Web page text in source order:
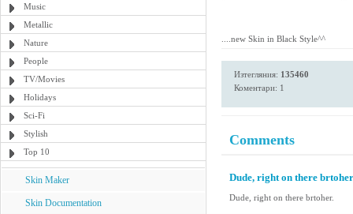
Music
Metallic
Nature
People
TV/Movies
Holidays
Sci-Fi
Stylish
Top 10
Skin Maker
Skin Documentation
....new Skin in Black Style^^
Изтегляния: 135460
Коментари: 1
Comments
Dude, right on there
Dude, right on there brtoher.